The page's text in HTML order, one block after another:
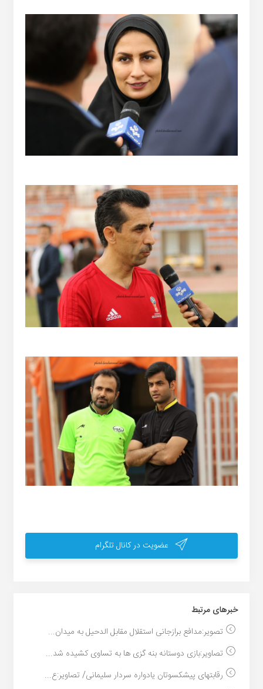
عضویت در کانال تلگرام
خبر‌های مرتبط
تصویر:مدافع برازجانی استقلال مقابل الدحیل به میدان...
تصاویر:بازی دوستانه بنه گزی ها به تساوی کشیده شد...
رقابتهای پیشکسوتان یادواره سردار سلیمانی/ تصاویر:ع...